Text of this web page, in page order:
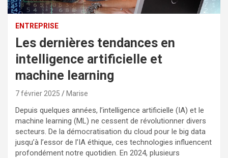
ENTREPRISE
Les dernières tendances en
intelligence artificielle et
machine learning
7 février 2025 Marise
Depuis quelques années, l’intelligence artificielle (IA) et le
machine learning (ML) ne cessent de révolutionner divers
secteurs. De la démocratisation du cloud pour le big data
jusqu’à l’essor de l’IA éthique, ces technologies influencent
profondément notre quotidien. En 2024, plusieurs